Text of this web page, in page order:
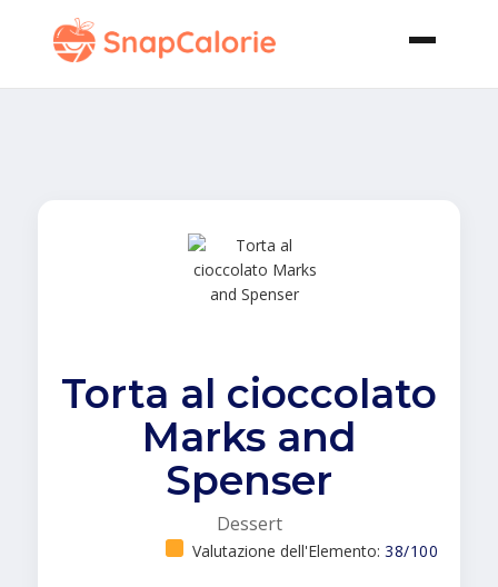
Torta al cioccolato
Marks and
Spenser
Dessert
Valutazione dell'Elemento: 38/100